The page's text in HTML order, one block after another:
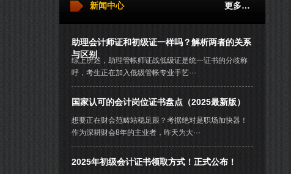
更多…
新闻中心
助理会计师证和初级证一样吗？解析两者的关系
与区别
综上所述，助理管帐师证战低级证是统一证书的分歧称
呼，考生正在加入低级管帐专业手艺···
国家认可的会计岗位证书盘点（2025最新版）
想要正在财会范畴站稳足跟？考据绝对是职场加快器！
作为深耕财会8年的主业者，昨天为大···
2025年初级会计证书领取方式！正式公布！